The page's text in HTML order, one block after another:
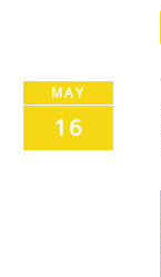
MAY
16